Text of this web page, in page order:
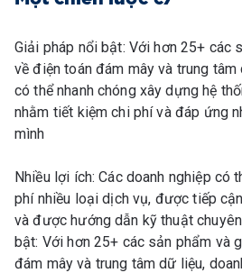
Giải pháp nổi bật: Với hơn 25+ các
về điện toán đám mây và trung tâm
có thể nhanh chóng xây dựng hệ
nhằm tiết kiệm chi phí và đáp ứng
mình
Nhiều lợi ích: Các doanh nghiệp có
phí nhiều loại dịch vụ, được tiếp
và được hướng dẫn kỹ thuật
bật: Với hơn 25+ các sản phẩm và
đám mây và trung tâm dữ liệu,